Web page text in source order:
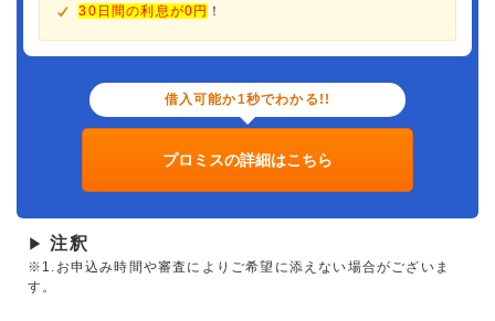
30日間の利息が0円 ！
借入可能か1秒でわかる!!
プロミスの詳細はこちら
▶ 注釈
※1.お申込み時間や審査によりご希望に添えない場合がございま
す。